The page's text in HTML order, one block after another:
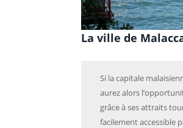
La ville de
Si la capitale
aurez alors
grâce à ses attraits
facilement accessible